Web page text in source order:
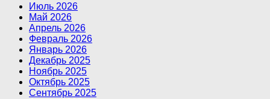
Июль 2026
Май 2026
Апрель 2026
Февраль 2026
Январь 2026
Декабрь 2025
Ноябрь 2025
Октябрь 2025
Сентябрь 2025